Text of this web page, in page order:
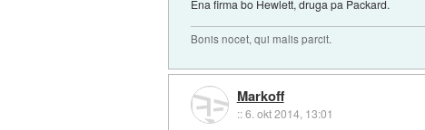
Ena firma bo Hewlett, druga pa Packard.
Bonis nocet, qui malis parcit.
Markoff
::6. okt 2014, 13:01